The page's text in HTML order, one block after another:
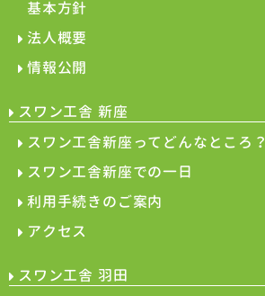
基本方針
法人概要
情報公開
スワン工舎 新座
スワン工舎新座ってどんなところ？
スワン工舎新座での一日
利用手続きのご案内
アクセス
スワン工舎 羽田